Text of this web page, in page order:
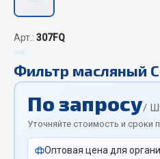
ЦЕПИ BOHU (Китай)
Изготовление цепей на колеса
Весь раздел
Отопители салона,
Арт.: 307FQ
Фильтр масляный
По запросу/
Уточняйте стоимость и сроки
Оптовая цена для